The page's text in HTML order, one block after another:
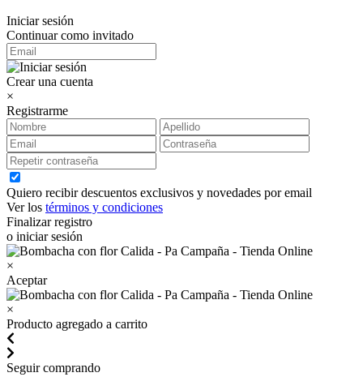
Iniciar sesión
Continuar como invitado
Crear una cuenta
×
Registrarme
Quiero recibir descuentos exclusivos y novedades por email
Ver los términos y condiciones
Finalizar registro
o iniciar sesión
×
Aceptar
×
Producto agregado a carrito
Seguir comprando